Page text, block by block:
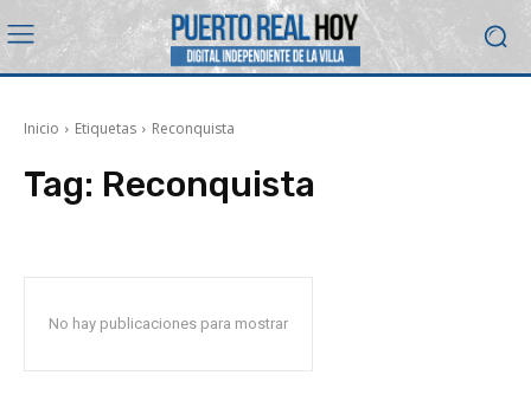
Inicio Etiquetas Reconquista
Tag: Reconquista
No hay publicaciones para mostrar